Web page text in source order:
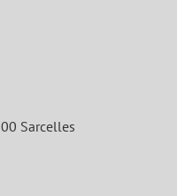
Sarcelles